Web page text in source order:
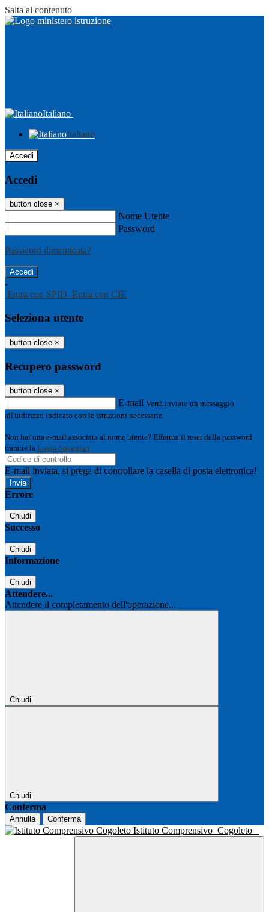
Salta al contenuto
Italiano
Italiano
Accedi
Accedi
button close ×
Nome Utente
Password
Password dimenticata?
-
Entra con SPID Entra con CIE
Seleziona utente
button close ×
Recupero password
button close ×
E-mail Verrà inviato un messaggio
all'indirizzo indicato con le istruzioni necessarie.
Non hai una e-mail associata al nome utente? Effettua il reset della password
tramite la Login Spaggiari
E-mail inviata, si prega di controllare la casella di posta elettronica!
Errore
Chiudi
Successo
Chiudi
Informazione
Chiudi
Attendere...
Attendere il completamento dell'operazione...
Chiudi
Chiudi
Conferma
Annulla Conferma
Istituto Comprensivo Cogoleto